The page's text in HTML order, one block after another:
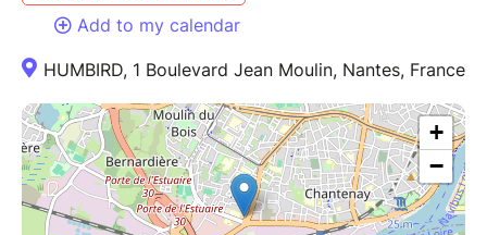
Add to my calendar
HUMBIRD, 1 Boulevard Jean Moulin, Nantes, France
+
−